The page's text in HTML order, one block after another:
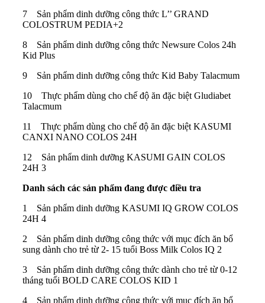
7 Sản phẩm dinh dưỡng công thức L’’ GRAND
COLOSTRUM PEDIA+2
8 Sản phẩm dinh dưỡng công thức Newsure Colos 24h
Kid Plus
9 Sản phẩm dinh dưỡng công thức Kid Baby Talacmum
10 Thực phẩm dùng cho chế độ ăn đặc biệt Gludiabet
Talacmum
11 Thực phẩm dùng cho chế độ ăn đặc biệt KASUMI
CANXI NANO COLOS 24H
12 Sản phẩm dinh dưỡng KASUMI GAIN COLOS
24H 3
Danh sách các sản phẩm đang được điều tra
1 Sản phẩm dinh dưỡng KASUMI IQ GROW COLOS
24H 4
2 Sản phẩm dinh dưỡng công thức với mục đích ăn bổ
sung dành cho trẻ từ 2- 15 tuổi Boss Milk Colos IQ 2
3 Sản phẩm dinh dưỡng công thức dành cho trẻ từ 0-12
tháng tuổi BOLD CARE COLOS KID 1
4 Sản phẩm dinh dưỡng công thức với mục đích ăn bổ